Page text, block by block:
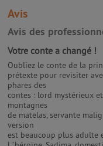
Avis
Avis des
Votre conte a changé !
Oubliez le conte de la
prétexte pour revisiter
phares des
contes : lord mystérieux
montagnes
de matelas, servante
version
est beaucoup plus adulte